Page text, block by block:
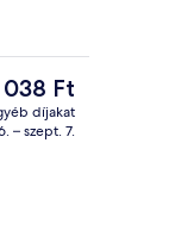
ingyenes
Ft
díjakat
– szept. 7.